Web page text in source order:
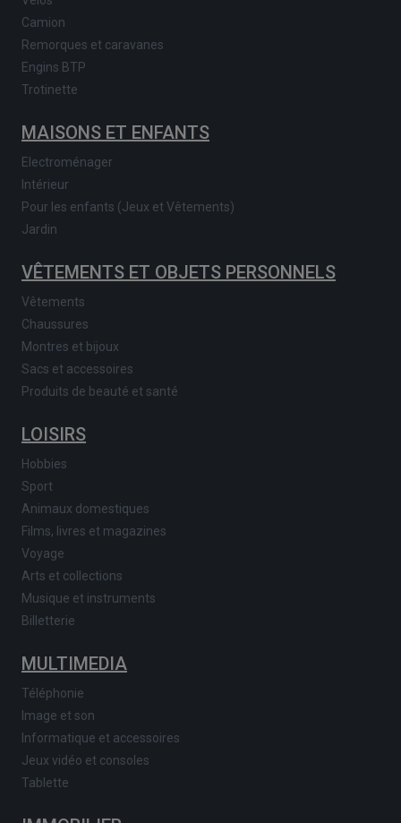
Camion
Remorques et caravanes
Engins BTP
Trotinette
MAISONS ET ENFANTS
Electroménager
Intérieur
Pour les enfants (Jeux et Vêtements)
Jardin
VÊTEMENTS ET OBJETS PERSONNELS
Vêtements
Chaussures
Montres et bijoux
Sacs et accessoires
Produits de beauté et santé
LOISIRS
Hobbies
Sport
Animaux domestiques
Films, livres et magazines
Voyage
Arts et collections
Musique et instruments
Billetterie
MULTIMEDIA
Téléphonie
Image et son
Informatique et accessoires
Jeux vidéo et consoles
Tablette